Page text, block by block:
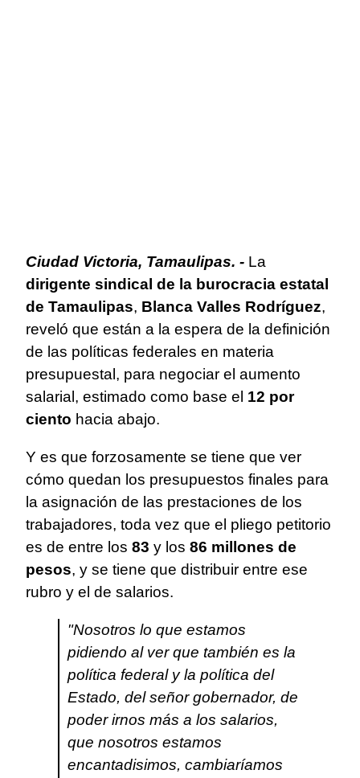
Ciudad Victoria, Tamaulipas. - La
dirigente sindical de la burocracia estatal
de Tamaulipas, Blanca Valles Rodríguez,
reveló que están a la espera de la definición
de las políticas federales en materia
presupuestal, para negociar el aumento
salarial, estimado como base el 12 por
ciento hacia abajo.
Y es que forzosamente se tiene que ver
cómo quedan los presupuestos finales para
la asignación de las prestaciones de los
trabajadores, toda vez que el pliego petitorio
es de entre los 83 y los 86 millones de
pesos, y se tiene que distribuir entre ese
rubro y el de salarios.
"Nosotros lo que estamos
pidiendo al ver que también es la
política federal y la política del
Estado, del señor gobernador, de
poder irnos más a los salarios,
que nosotros estamos
encantadisimos, cambiaríamos